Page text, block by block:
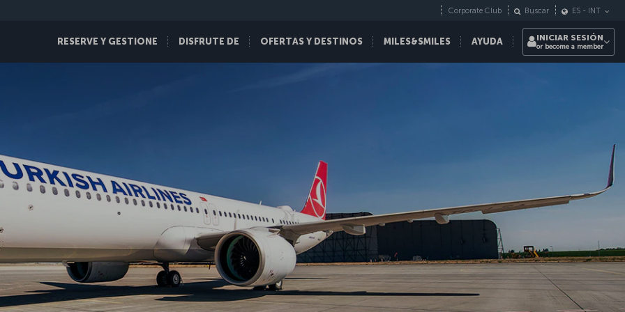
RESERVE Y GESTIONE DISFRUTE DE OFERTAS Y DESTINOS MILES&SMILES AYUDA
Corporate Club Buscar ES - INT
INICIAR SESIÓN
or become a member